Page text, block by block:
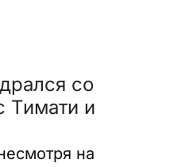
со
Тимати и
на